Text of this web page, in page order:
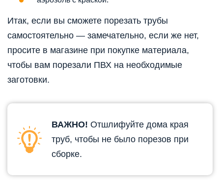
Итак, если вы сможете порезать трубы
самостоятельно — замечательно, если же нет,
просите в магазине при покупке материала,
чтобы вам порезали ПВХ на необходимые
заготовки.
ВАЖНО! Отшлифуйте дома края
труб, чтобы не было порезов при
сборке.